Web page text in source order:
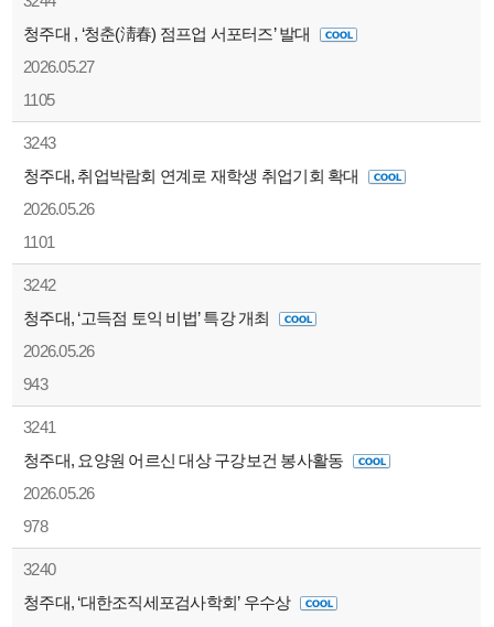
청주대 , ‘청춘(淸春) 점프업 서포터즈’ 발대
2026.05.27
1105
3243
청주대, 취업박람회 연계로 재학생 취업기회 확대
2026.05.26
1101
3242
청주대, ‘고득점 토익 비법’ 특강 개최
2026.05.26
943
3241
청주대, 요양원 어르신 대상 구강보건 봉사활동
2026.05.26
978
3240
청주대, ‘대한조직세포검사학회’ 우수상